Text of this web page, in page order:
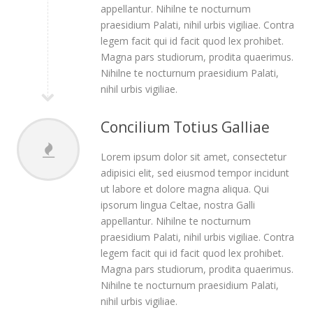
appellantur. Nihilne te nocturnum
praesidium Palati, nihil urbis vigiliae. Contra
legem facit qui id facit quod lex prohibet.
Magna pars studiorum, prodita quaerimus.
Nihilne te nocturnum praesidium Palati,
nihil urbis vigiliae.
Concilium Totius Galliae
Lorem ipsum dolor sit amet, consectetur
adipisici elit, sed eiusmod tempor incidunt
ut labore et dolore magna aliqua. Qui
ipsorum lingua Celtae, nostra Galli
appellantur. Nihilne te nocturnum
praesidium Palati, nihil urbis vigiliae. Contra
legem facit qui id facit quod lex prohibet.
Magna pars studiorum, prodita quaerimus.
Nihilne te nocturnum praesidium Palati,
nihil urbis vigiliae.